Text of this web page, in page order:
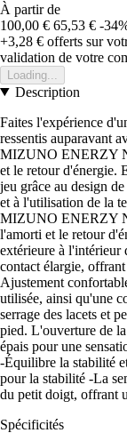
À partir de
100,00 € 65,53 € -
+3,28 € offerts sur
validation de votre
Loading...
Description
Faites l'expérience
ressentis auparavant
MIZUNO ENERZY
et le retour d'énergie.
jeu grâce au design
et à l'utilisation de la
MIZUNO ENERZY
l'amorti et le retour
extérieure à l'intérieur
contact élargie,
Ajustement
utilisée, ainsi qu'une
serrage des lacets et
pied. L'ouverture de
épais pour une
-Équilibre la stabilité
pour la stabilité -La
du petit doigt, offrant
Spécificités